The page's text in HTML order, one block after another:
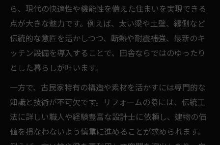
ら、現代の快適性や機能性を備えた住まいを実現できる
点が大きな魅力です。例えば、太い梁や土壁、縁側など
伝統的な意匠を活かしつつ、断熱や耐震補強、最新のキ
ッチン設備を導入することで、田舎ならではのゆったり
とした暮らしが叶います。
一方で、古民家特有の構造や素材を活かすには専門的な
知識と技術が不可欠です。リフォームの際には、伝統工
法に詳しい職人や経験豊富な設計士に依頼し、建物の価
値を損なわないよう慎重に進めることが求められます。